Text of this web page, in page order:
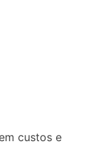
custos e